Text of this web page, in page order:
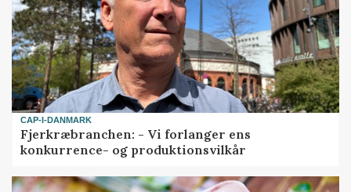
CAP-I-DANMARK
Fjerkræbranchen: - Vi forlanger ens
konkurrence- og produktionsvilkår